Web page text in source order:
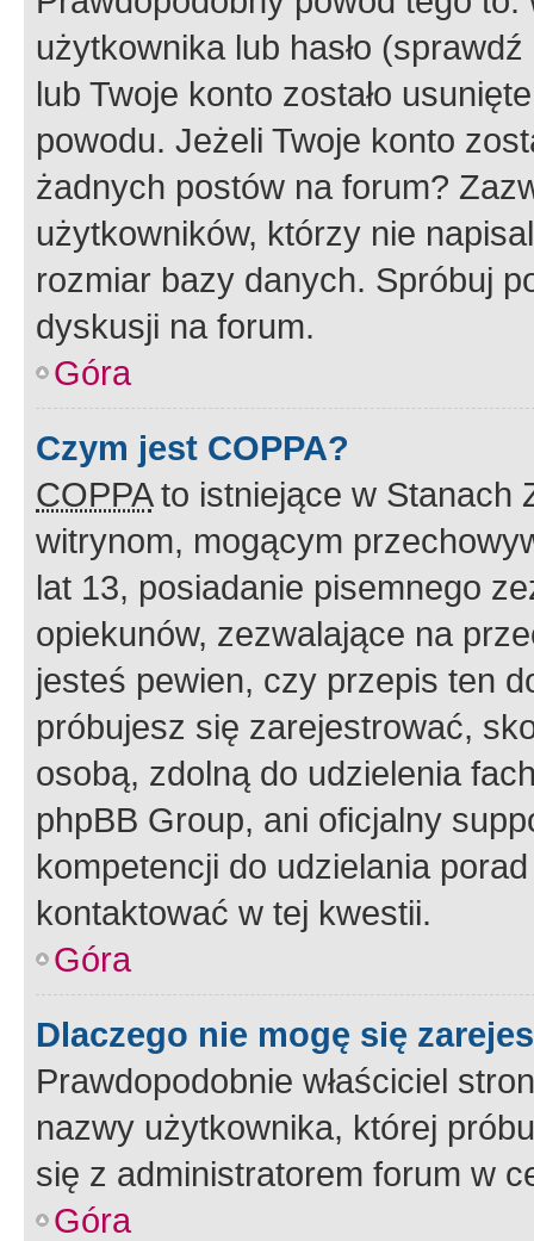
użytkownika lub hasło
lub Twoje konto zostało
powodu. Jeżeli Twoje konto
żadnych postów na forum?
użytkowników, którzy nie
rozmiar bazy danych. Spróbuj
dyskusji na forum.
Góra
Czym jest COPPA?
COPPAto istniejące w Stanach
witrynom, mogącym
lat 13, posiadanie pisemnego
opiekunów, zezwalające na
jesteś pewien, czy przepis ten
próbujesz się zarejestrować,
osobą, zdolną do udzielenia
phpBB Group, ani oficjalny
kompetencji do udzielania
kontaktować w tej kwestii.
Góra
Dlaczego nie mogę się
Prawdopodobnie właściciel
nazwy użytkownika, której
się z administratorem forum w
Góra